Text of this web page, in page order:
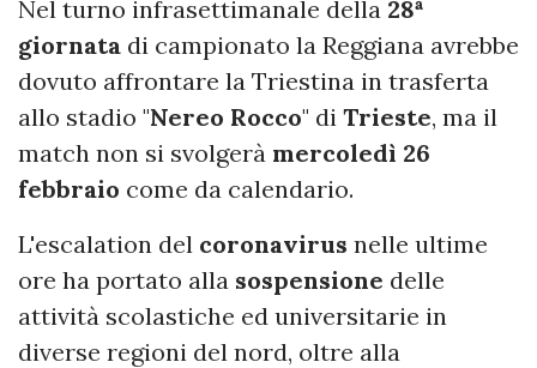
Nel turno infrasettimanale della 28ª
giornata di campionato la Reggiana avrebbe
dovuto affrontare la Triestina in trasferta
allo stadio "Nereo Rocco" di Trieste, ma il
match non si svolgerà mercoledì 26
febbraio come da calendario.
L'escalation del coronavirus nelle ultime
ore ha portato alla sospensione delle
attività scolastiche ed universitarie in
diverse regioni del nord, oltre alla